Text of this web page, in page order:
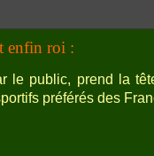
enfin roi :
le public, prend la
préférés des